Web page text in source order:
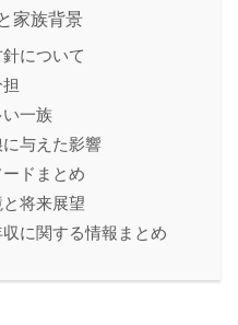
家族背景
について
一族
与えた影響
ドまとめ
将来展望
に関する情報まとめ